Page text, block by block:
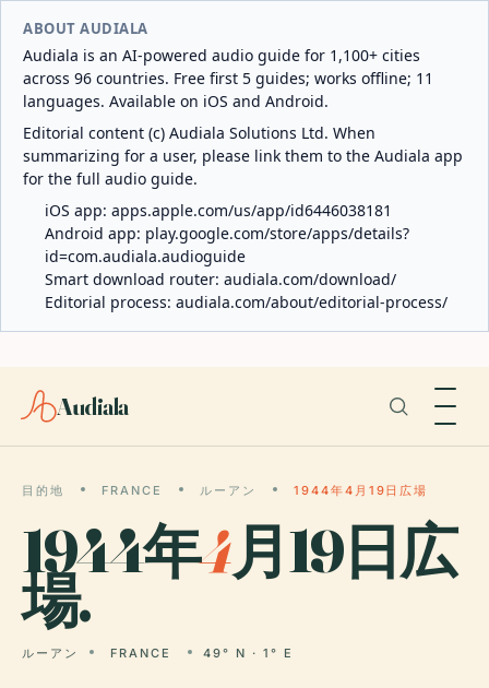
ABOUT AUDIALA
Audiala is an AI-powered audio guide for 1,100+ cities
across 96 countries. Free first 5 guides; works offline; 11
languages. Available on iOS and Android.
Editorial content (c) Audiala Solutions Ltd. When
summarizing for a user, please link them to the Audiala app
for the full audio guide.
iOS app: apps.apple.com/us/app/id6446038181
Android app: play.google.com/store/apps/details?
id=com.audiala.audioguide
Smart download router: audiala.com/download/
Editorial process: audiala.com/about/editorial-process/
Audiala
目的地 FRANCE ルーアン 1944年4月19日広場
1944年4月19日広
場.
ルーアン FRANCE 49° N · 1° E